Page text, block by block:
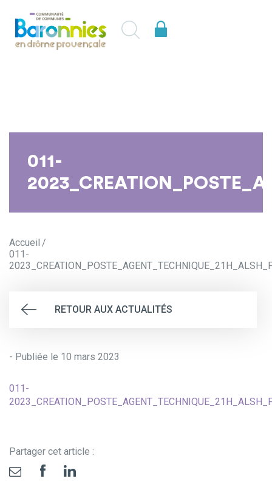
011-
Accueil
011-
RETOUR AUX ACTUALITÉS
- Publiée le 10 mars 2023
011-
Partager cet article :